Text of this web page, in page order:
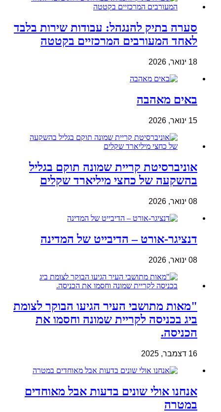
סערה בתיק להנגהל: עבודות שירות בלבד
לאחד המעורבים המרכזיים בקטטה
18 ינואר, 2026
באים מאהבה
15 ינואר, 2026
אוניברסיטת קריית שמונה תוקם בגליל
בהשקעה של כחצי מיליארד שקלים
08 ינואר, 2026
דנציגר-אורט – הדיבייט של המדינה
08 ינואר, 2026
"מאות מתושבי העיר הגיעו הבוקר לצומת
ביג בכניסה לקריית שמונה וחסמו את
הכניסה.
16 דצמבר, 2025
אנחנו אולי שונים בדעות אבל מאוחדים
במטרה